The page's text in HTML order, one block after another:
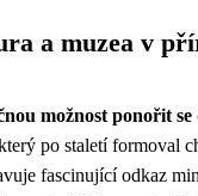
a muzea v
možnost ponořit se
po staletí formoval
fascinující odkaz